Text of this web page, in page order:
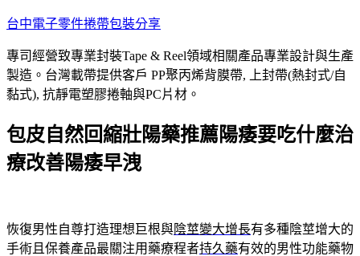
跳
主
要
內
台中電子零件捲帶包裝分享
專司經營致專業封裝Tape & Reel領域相關產品專業設計與生產
製造。台灣載帶提供客戶 PP聚丙烯背膜帶, 上封帶(熱封式/自
黏式), 抗靜電塑膠捲軸與PC片材。
包皮自然回縮壯陽藥推薦陽痿要吃什麼治
療改善陽痿早洩
恢復男性自尊打造理想巨根與陰莖變大增長有多種陰莖增大的
手術且保養產品最關注用藥療程者持久藥有效的男性功能藥物